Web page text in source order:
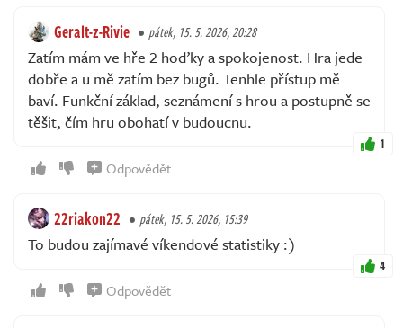
Geralt-z-Rivie pátek, 15. 5. 2026, 20:28
Zatím mám ve hře 2 hoďky a spokojenost. Hra jede
dobře a u mě zatím bez bugů. Tenhle přístup mě
baví. Funkční základ, seznámení s hrou a postupně se
těšit, čím hru obohatí v budoucnu.
1
Odpovědět
22riakon22 pátek, 15. 5. 2026, 15:39
To budou zajímavé víkendové statistiky :)
4
Odpovědět